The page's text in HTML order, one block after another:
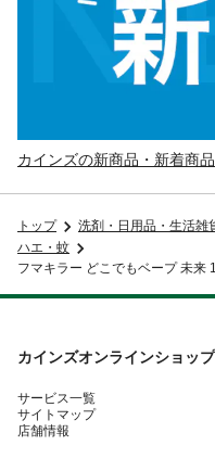
カインズの新商品・新着商品
トップ 洗剤・日用品・生活雑
ハエ・蚊
フマキラー どこでもベープ 未来
カインズオンラインショップ
サービス一覧
サイトマップ
店舗情報